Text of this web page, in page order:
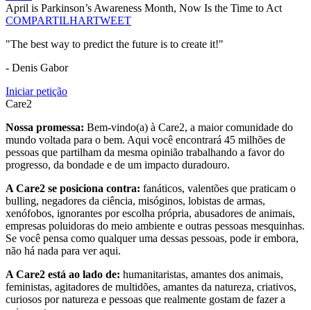
April is Parkinson’s Awareness Month, Now Is the Time to Act
COMPARTILHARTWEET
"The best way to predict the future is to create it!"
- Denis Gabor
Iniciar petição
Care2
Nossa promessa: Bem-vindo(a) à Care2, a maior comunidade do
mundo voltada para o bem. Aqui você encontrará 45 milhões de
pessoas que partilham da mesma opinião trabalhando a favor do
progresso, da bondade e de um impacto duradouro.
A Care2 se posiciona contra: fanáticos, valentões que praticam o
bulling, negadores da ciência, misóginos, lobistas de armas,
xenófobos, ignorantes por escolha própria, abusadores de animais,
empresas poluidoras do meio ambiente e outras pessoas mesquinhas.
Se você pensa como qualquer uma dessas pessoas, pode ir embora,
não há nada para ver aqui.
A Care2 está ao lado de: humanitaristas, amantes dos animais,
feministas, agitadores de multidões, amantes da natureza, criativos,
curiosos por natureza e pessoas que realmente gostam de fazer a